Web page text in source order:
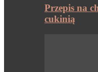
Przepis na
cukinią